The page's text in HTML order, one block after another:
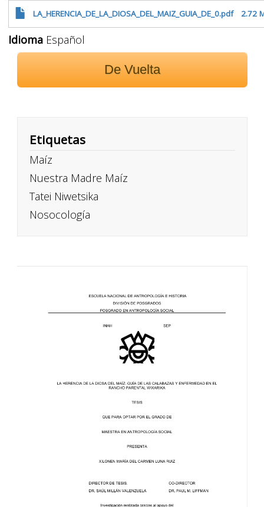
LA_HERENCIA_DE_LA_DIOSA_DEL_MAIZ_GUIA_DE_0.pdf 2.72
IdiomaEspañol
De Vuelta
Etiquetas
Maíz
Nuestra Madre Maíz
Tatei Niwetsika
Nosocología